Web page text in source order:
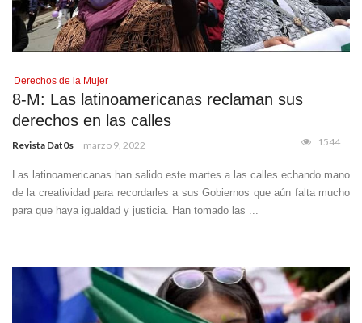
Derechos de la Mujer
8-M: Las latinoamericanas reclaman sus
derechos en las calles
Revista Dat0s marzo 9, 2022 1544
Las latinoamericanas han salido este martes a las calles echando mano
de la creatividad para recordarles a sus Gobiernos que aún falta mucho
para que haya igualdad y justicia. Han tomado las ...